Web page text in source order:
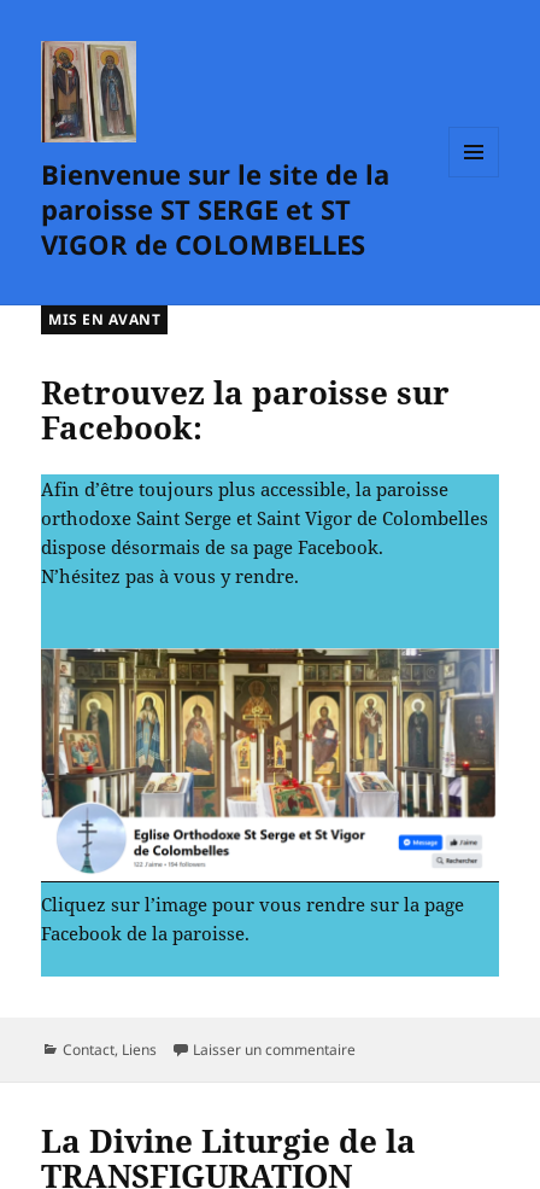
Bienvenue sur le site de la
paroisse ST SERGE et ST
VIGOR de COLOMBELLES
Retrouvez la paroisse sur
Facebook:
Afin d’être toujours plus accessible, la paroisse
orthodoxe Saint Serge et Saint Vigor de Colombelles
dispose désormais de sa page Facebook.
N’hésitez pas à vous y rendre.
Cliquez sur l’image pour vous rendre sur la page
Facebook de la paroisse.
MIS EN AVANT
Catégories
Contact, Liens Laisser un commentairesur Retrouvez la paroisse
La Divine Liturgie de la
TRANSFIGURATION